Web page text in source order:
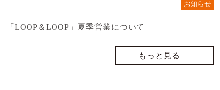
お知らせ
「LOOP＆LOOP」夏季営業について
もっと見る